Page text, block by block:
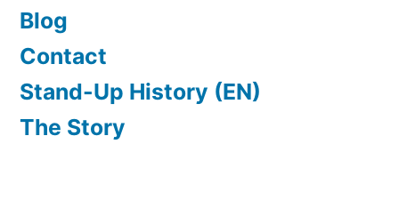
Blog
Contact
Stand-Up History (EN)
The Story